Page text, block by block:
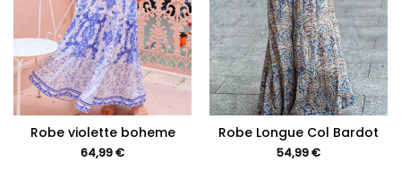
Robe violette boheme
64,99€
Robe Longue Col Bardot
54,99€